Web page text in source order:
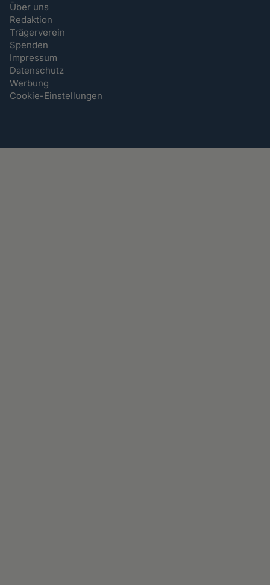
Über uns
Redaktion
Trägerverein
Spenden
Impressum
Datenschutz
Werbung
Cookie-Einstellungen